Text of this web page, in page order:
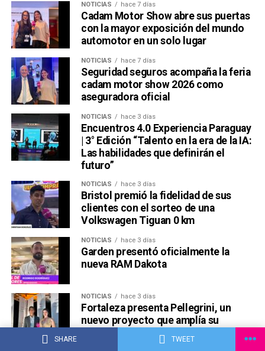
SHARE TWEET
NOTICIAS hace 7 días
Cadam Motor Show abre sus puertas
con la mayor exposición del mundo
automotor en un solo lugar
NOTICIAS hace 7 días
Seguridad seguros acompaña la feria
cadam motor show 2026 como
aseguradora oficial
NOTICIAS hace 3 días
Encuentros 4.0 Experiencia Paraguay
| 3° Edición “Talento en la era de la IA:
Las habilidades que definirán el
futuro”
NOTICIAS hace 3 días
Bristol premió la fidelidad de sus
clientes con el sorteo de una
Volkswagen Tiguan 0 km
NOTICIAS hace 3 días
Garden presentó oficialmente la
nueva RAM Dakota
NOTICIAS hace 3 días
Fortaleza presenta Pellegrini, un
nuevo proyecto que amplía su
sistema de inversión